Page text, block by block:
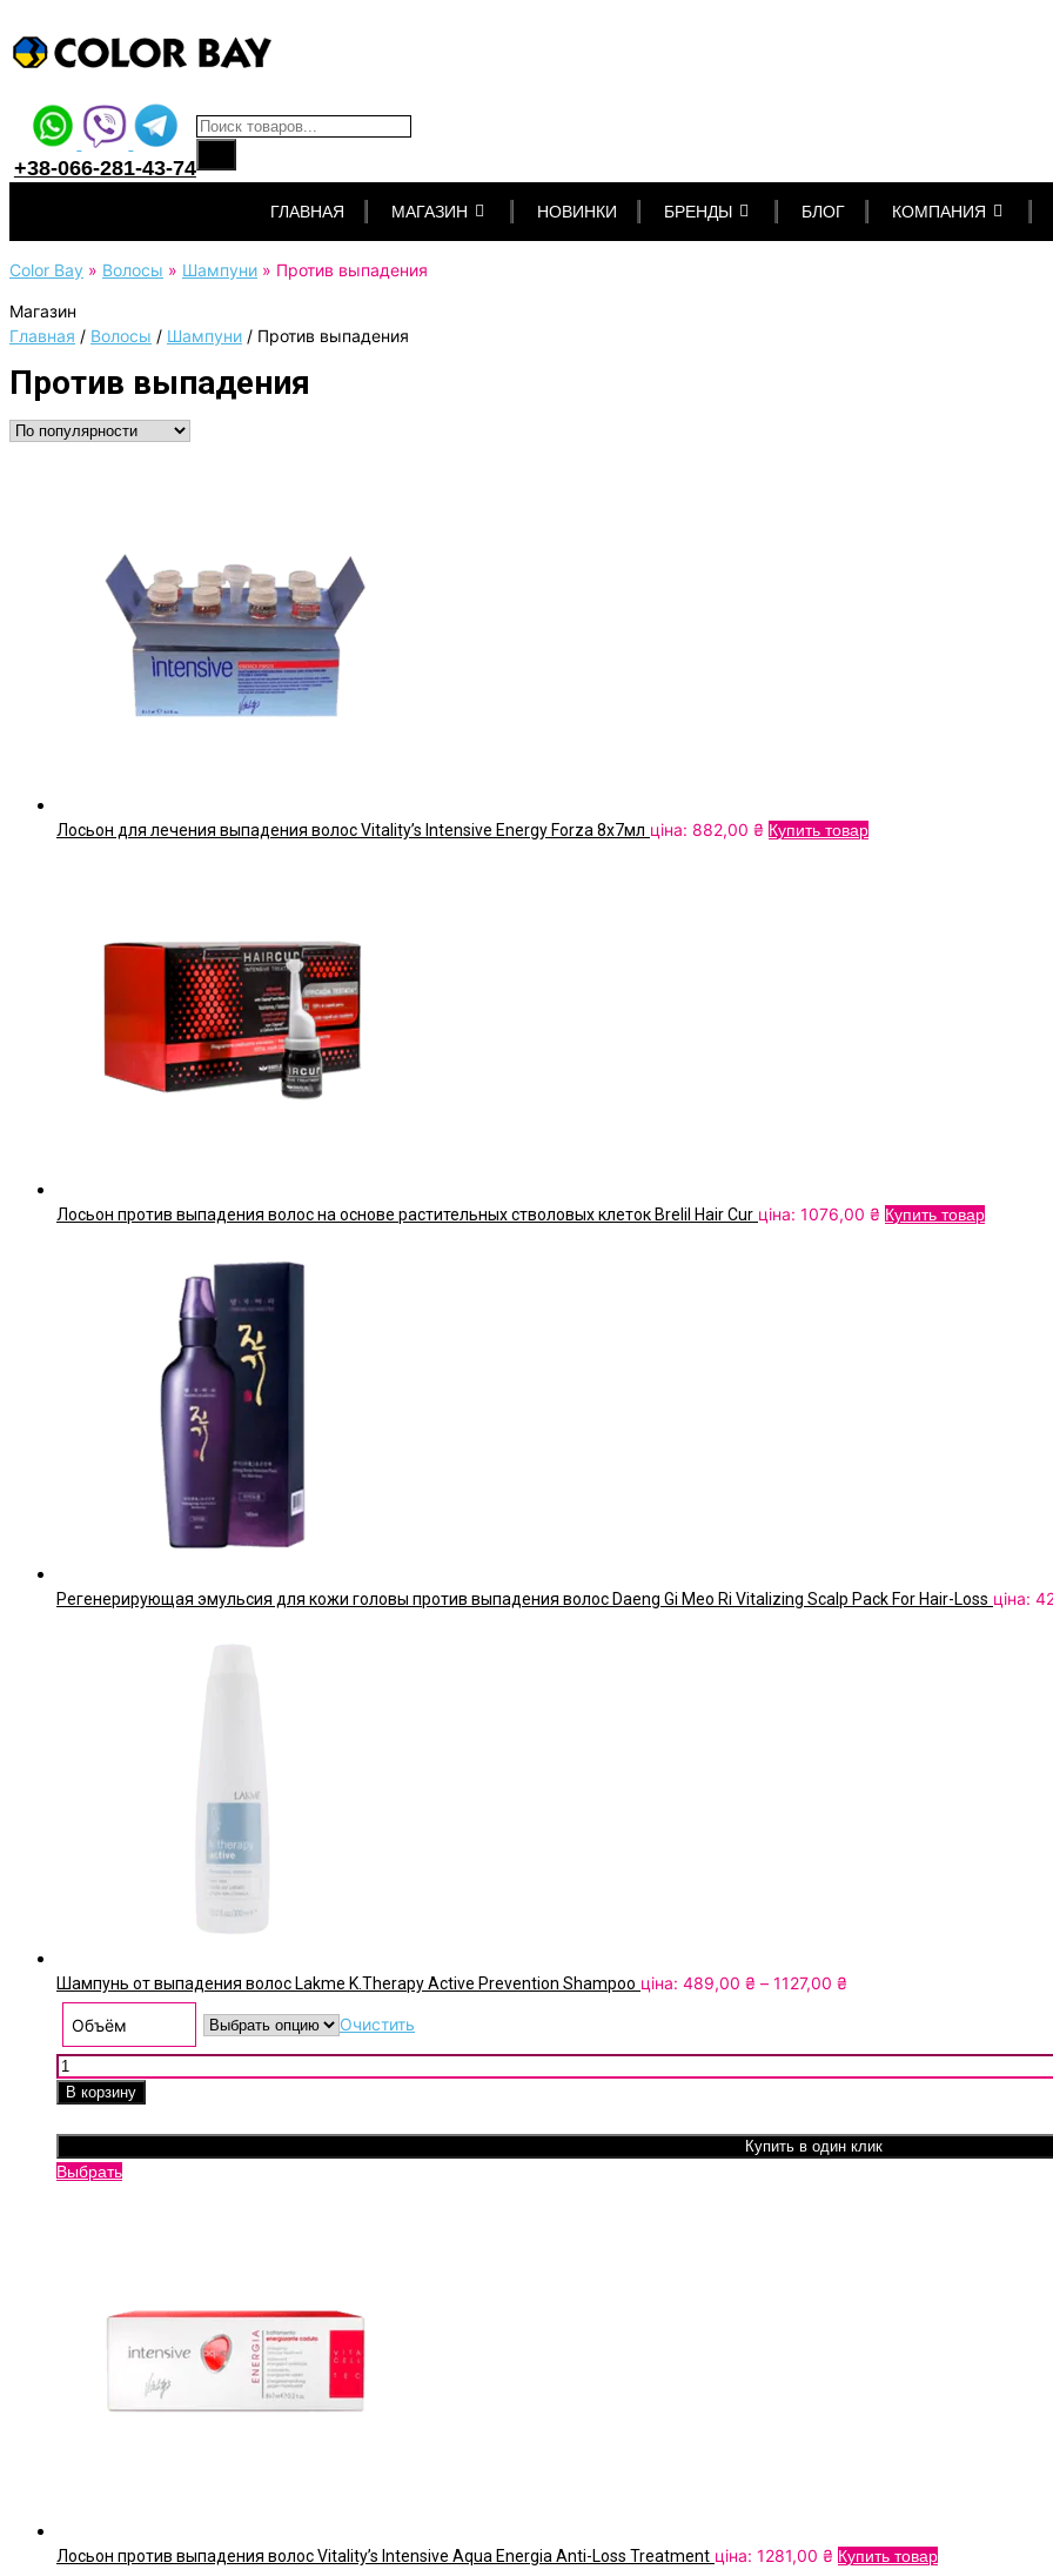
+38-066-281-43-74
Поиск товаров
контенту
ГЛАВНАЯ МАГАЗИН НОВИНКИ БРЕНДЫ БЛОГ КОМПАНИЯ
Color Bay » Волосы » Шампуни » Против выпадения
Магазин
Главная / Волосы / Шампуни / Против выпадения
Против выпадения
Лосьон для лечения выпадения волос Vitality’s Intensive Energy Forza 8х7мл ціна: 882,00 ₴ Купить товар
Лосьон против выпадения волос на основе растительных стволовых клеток Brelil Hair Cur ціна: 1076,00 ₴ Купить товар
Регенерирующая эмульсия для кожи головы против выпадения волос Daeng Gi Meo Ri Vitalizing Scalp Pack For Hair-Loss ціна:
Шампунь от выпадения волос Lakme K.Therapy Active Prevention Shampoo ціна: 489,00 ₴ – 1127,00 ₴
–
1127,00 ₴
Объём
Очистить
Количество товара Шампунь от выпадения волос Lakme K.Therapy Active Prevention Shampoo
В корзину
Купить в один клик
ВыбратьЭтот
можно
выбрать
странице
товара.
Лосьон против выпадения волос Vitality’s Intensive Aqua Energia Anti-Loss Treatment ціна: 1281,00 ₴ Купить товар